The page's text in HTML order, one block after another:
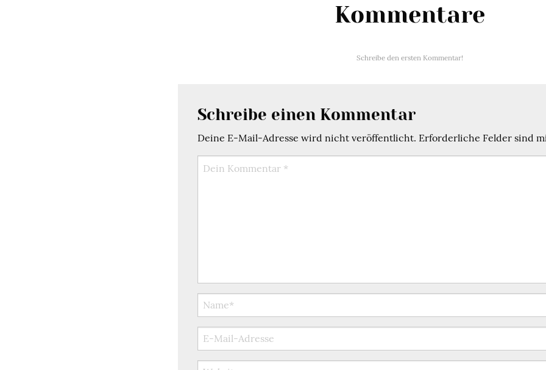
Kommentare
Schreibe den ersten Kommentar!
Schreibe einen Kommentar
Deine E-Mail-Adresse wird nicht veröffentlicht. Erforderliche Felder sind